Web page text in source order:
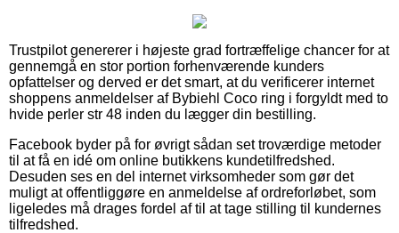
Trustpilot genererer i højeste grad fortræffelige chancer for at
gennemgå en stor portion forhenværende kunders
opfattelser og derved er det smart, at du verificerer internet
shoppens anmeldelser af Bybiehl Coco ring i forgyldt med to
hvide perler str 48 inden du lægger din bestilling.
Facebook byder på for øvrigt sådan set troværdige metoder
til at få en idé om online butikkens kundetilfredshed.
Desuden ses en del internet virksomheder som gør det
muligt at offentliggøre en anmeldelse af ordreforløbet, som
ligeledes må drages fordel af til at tage stilling til kundernes
tilfredshed.